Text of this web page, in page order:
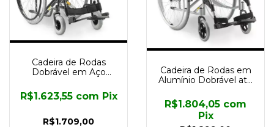
Cadeira de Rodas
Dobrável em Aço
Dellamed
R$1.709,00
R$1.623,55 com Pix
Cadeira de Rodas em
Alumínio Dobrável até
R$1.804,05 com
Pix